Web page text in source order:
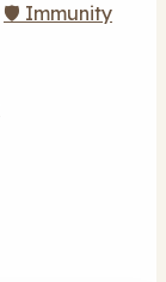
🛡️ Immunity